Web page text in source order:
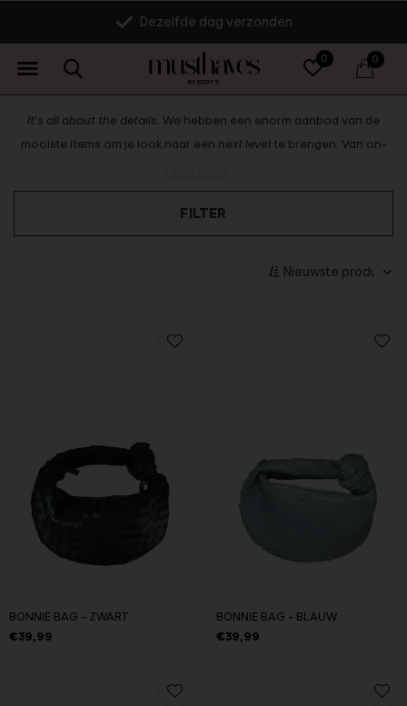
0 0
14 dagen retourrecht
It's all about the details. We hebben een enorm aanbod van de
mooiste items om je look naar een next levelte brengen. Van on-
en must-have hoeden. Voeg die extra touch toe aan je look met de
Eddy's Musthaves accessoires.
FILTER
BONNIE BAG - ZWART
€39,99
BONNIE BAG - BLAUW
€39,99